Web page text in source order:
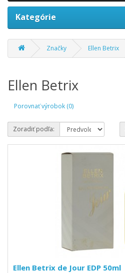
Kategórie
Značky Ellen Betrix
Ellen Betrix
Porovnať výrobok (0)
Zoradiť podľa:
Ellen Betrix de Jour EDP 50ml